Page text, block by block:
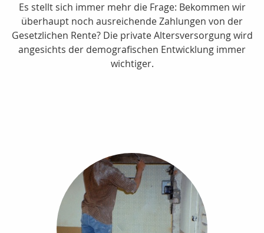
Es stellt sich immer mehr die Frage: Bekommen wir
überhaupt noch ausreichende Zahlungen von der
Gesetzlichen Rente? Die private Altersversorgung wird
angesichts der demografischen Entwicklung immer
wichtiger.